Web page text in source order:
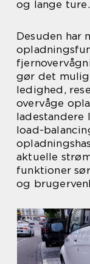
og lange ture.
Desuden har
gør det
ledighed,
overvåge
ladestandere
load-
aktuelle
funktioner
og